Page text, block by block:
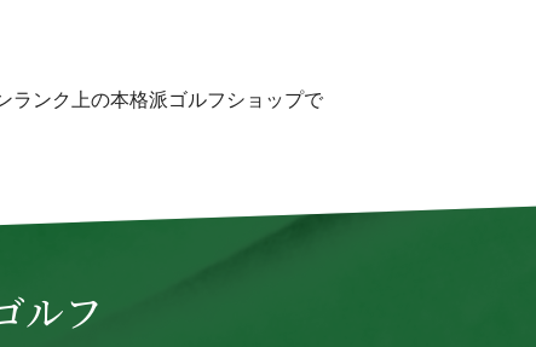
ランク上の本格派ゴルフショップで
ルフ